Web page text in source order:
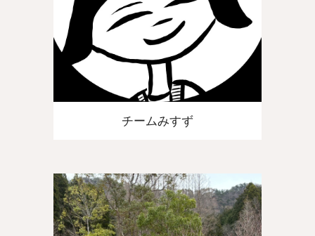
チームみすず